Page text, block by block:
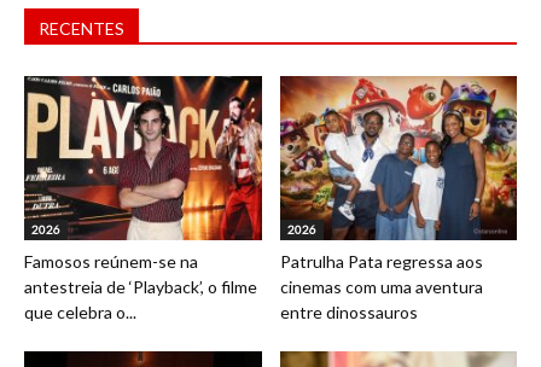
RECENTES
2026
Famosos reúnem-se na
antestreia de ‘Playback’, o filme
que celebra o...
2026
Patrulha Pata regressa aos
cinemas com uma aventura
entre dinossauros